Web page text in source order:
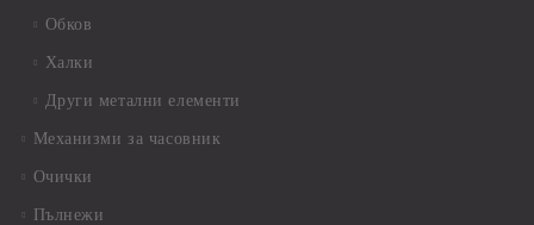
Обков
Халки
Други метални елементи
Механизми за часовник
Очички
Пълнежи